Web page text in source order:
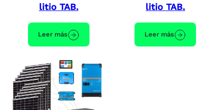
litio TAB.
Leer más
litio TAB.
Leer más